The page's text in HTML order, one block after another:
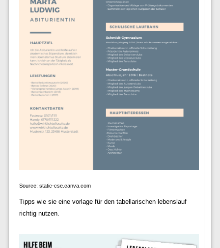
Source: static-cse.canva.com
Tipps wie sie eine vorlage für den tabellarischen lebenslauf
richtig nutzen.